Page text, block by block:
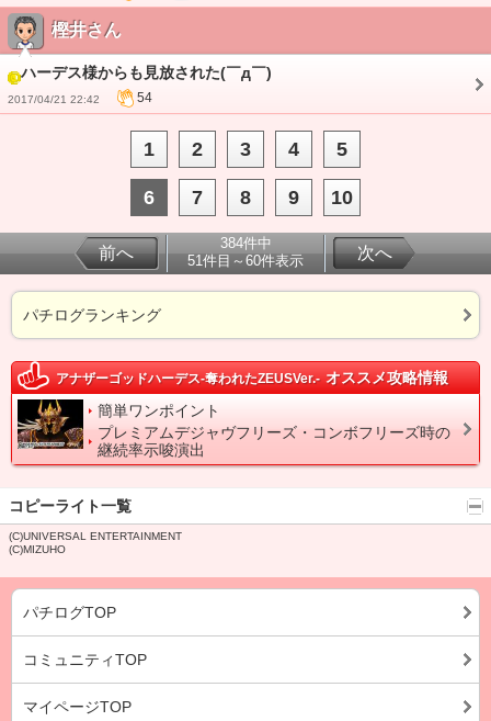
樫井さん
ハーデス様からも見放された(￣д￣)
2017/04/21 22:42 54
1 2 3 4 5
6 7 8 9 10
前へ
384件中
51件目～60件表示
次へ
パチログランキング
アナザーゴッドハーデス-奪われたZEUSVer.- オススメ攻略情報
簡単ワンポイント
プレミアムデジャヴフリーズ・コンボフリーズ時の
継続率示唆演出
コピーライト一覧
(C)UNIVERSAL ENTERTAINMENT
(C)MIZUHO
パチログTOP
コミュニティTOP
マイページTOP